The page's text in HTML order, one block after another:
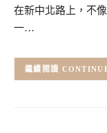
在新中北路上，不
一…